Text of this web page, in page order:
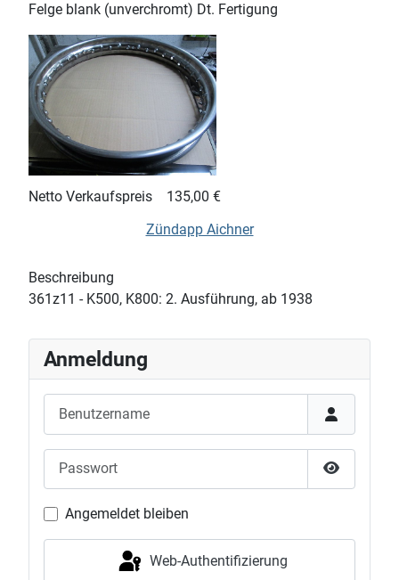
Felge blank (unverchromt) Dt. Fertigung
Netto Verkaufspreis
135,00 €
Zündapp Aichner
Beschreibung
361z11 - K500, K800: 2. Ausführung, ab 1938
Anmeldung
Passwort
Angemeldet bleiben
Web-Authentifizierung